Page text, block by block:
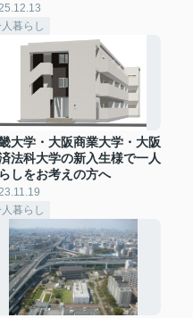
暮らし
大学・大阪商業大学・大阪
法科大学の新入生様で一人
しをお考えの方へ
暮らし